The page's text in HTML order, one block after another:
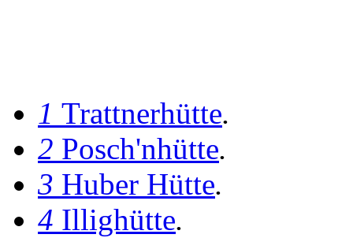
1 Trattnerhütte.
2 Posch'nhütte.
3 Huber Hütte.
4 Illighütte.